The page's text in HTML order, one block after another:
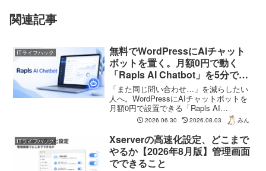
関連記事
ITライフハック
無料でWordPressにAIチャット
ボットを置く。月額0円で動く
「Rapls AI Chatbot」を5分で入
れて数日使った全記録
「また同じ問い合わせ…」を減らしたい
人へ。WordPressにAIチャットボットを
月額0円で設置できる「Rapls AI
Chatbot」を実際に5分で入れて数日使っ
た全記録。RAGでサイトの中身を学習し
訪問者の質問に自動回答。合わなければ
消すだけ、試さない理由がありません。
2026.06.30 2026.08.03 みん
ITライフハック
Xserverの高速化設定、どこまで
やるか【2026年8月版】管理画面
でできること